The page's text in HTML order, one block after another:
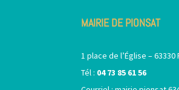
MAIRIE DE PIONSAT
1 place de l’Église – 63330
Tél : 04 73 85 61 56